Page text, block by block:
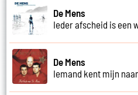
De Mens
Ieder afscheid is een
De Mens
Iemand kent mijn